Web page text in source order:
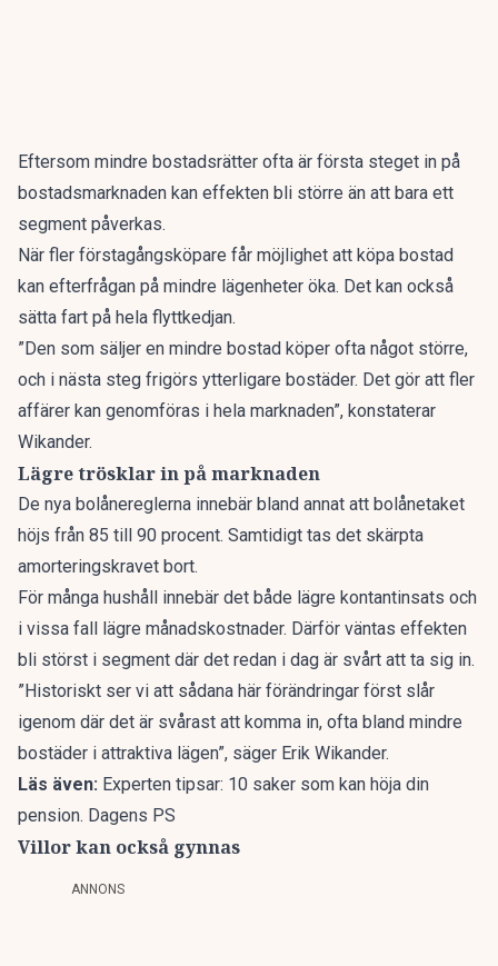
Eftersom mindre bostadsrätter ofta är första steget in på
bostadsmarknaden kan effekten bli större än att bara ett
segment påverkas.
När fler förstagångsköpare får möjlighet att köpa bostad
kan efterfrågan på mindre lägenheter öka. Det kan också
sätta fart på hela flyttkedjan.
”Den som säljer en mindre bostad köper ofta något större,
och i nästa steg frigörs ytterligare bostäder. Det gör att fler
affärer kan genomföras i hela marknaden”, konstaterar
Wikander.
Lägre trösklar in på marknaden
De nya bolånereglerna innebär bland annat att bolånetaket
höjs från 85 till 90 procent. Samtidigt tas det skärpta
amorteringskravet bort.
För många hushåll innebär det både lägre kontantinsats och
i vissa fall lägre månadskostnader. Därför väntas effekten
bli störst i segment där det redan i dag är svårt att ta sig in.
”Historiskt ser vi att sådana här förändringar först slår
igenom där det är svårast att komma in, ofta bland mindre
bostäder i attraktiva lägen”, säger Erik Wikander.
Läs även: Experten tipsar: 10 saker som kan höja din
pension. Dagens PS
Villor kan också gynnas
ANNONS